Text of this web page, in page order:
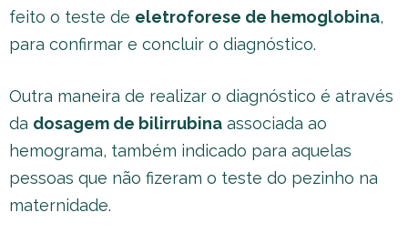
feito o teste de eletroforese de hemoglobina,
para confirmar e concluir o diagnóstico.
Outra maneira de realizar o diagnóstico é através
da dosagem de bilirrubina associada ao
hemograma, também indicado para aquelas
pessoas que não fizeram o teste do pezinho na
maternidade.